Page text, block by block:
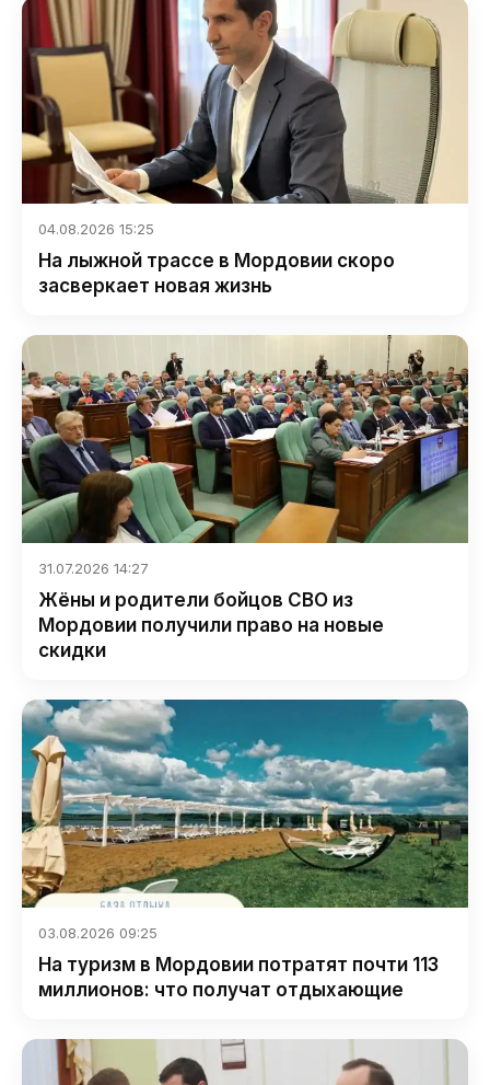
04.08.2026 15:25
На лыжной трассе в Мордовии скоро
засверкает новая жизнь
31.07.2026 14:27
Жёны и родители бойцов СВО из
Мордовии получили право на новые
скидки
03.08.2026 09:25
На туризм в Мордовии потратят почти 113
миллионов: что получат отдыхающие